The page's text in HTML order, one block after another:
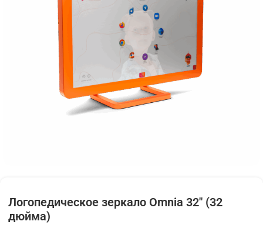
Логопедическое зеркало Omnia 32″ (32
дюйма)